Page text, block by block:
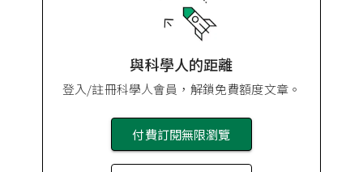
與科學人的距離
登入/註冊科學人會員，解鎖免費額度文章。
付費訂閱無限瀏覽